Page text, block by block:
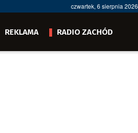
czwartek, 6 sierpnia 2026
REKLAMA RADIO ZACHÓD